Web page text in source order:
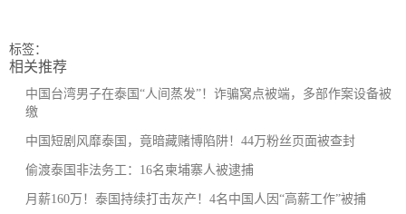
标签：
相关推荐
中国台湾男子在泰国“人间蒸发”！诈骗窝点被端，多部作案设备被
缴
中国短剧风靡泰国，竟暗藏赌博陷阱！44万粉丝页面被查封
偷渡泰国非法务工：16名柬埔寨人被逮捕
月薪160万！泰国持续打击灰产！4名中国人因“高薪工作”被捕